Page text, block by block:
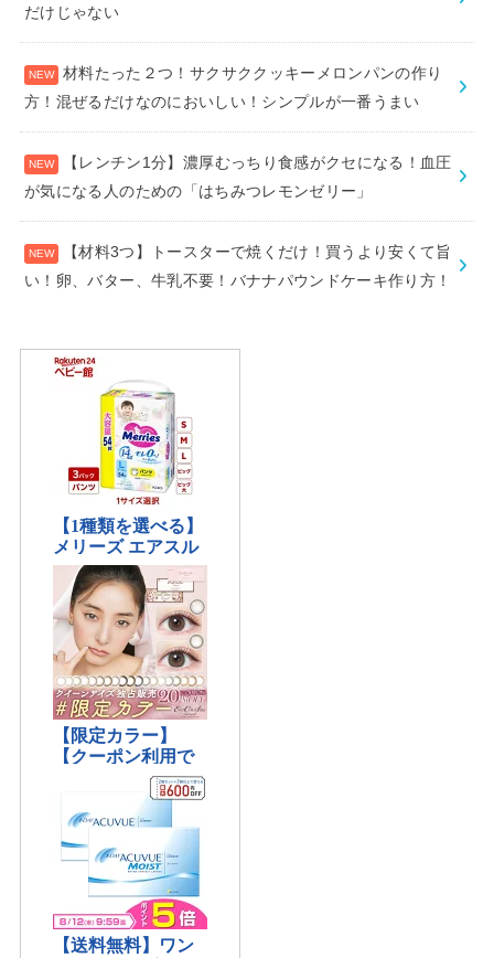
だけじゃない
材料たった２つ！サクサククッキーメロンパンの作り
方！混ぜるだけなのにおいしい！シンプルが一番うまい
【レンチン1分】濃厚むっちり食感がクセになる！血圧
が気になる人のための「はちみつレモンゼリー」
【材料3つ】トースターで焼くだけ！買うより安くて旨
い！卵、バター、牛乳不要！バナナパウンドケーキ作り方！